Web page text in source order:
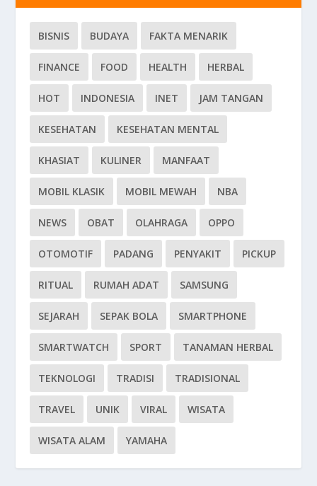
BISNIS BUDAYA FAKTA MENARIK
FINANCE FOOD HEALTH HERBAL
HOT INDONESIA INET JAM TANGAN
KESEHATAN KESEHATAN MENTAL
KHASIAT KULINER MANFAAT
MOBIL KLASIK MOBIL MEWAH NBA
NEWS OBAT OLAHRAGA OPPO
OTOMOTIF PADANG PENYAKIT PICKUP
RITUAL RUMAH ADAT SAMSUNG
SEJARAH SEPAK BOLA SMARTPHONE
SMARTWATCH SPORT TANAMAN HERBAL
TEKNOLOGI TRADISI TRADISIONAL
TRAVEL UNIK VIRAL WISATA
WISATA ALAM YAMAHA